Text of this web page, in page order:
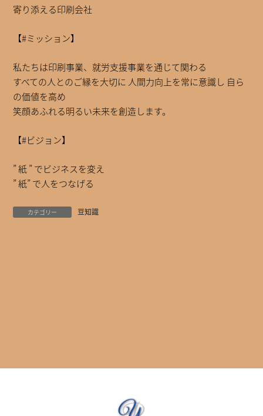
寄り添える印刷会社
【#ミッション】
私たちは印刷事業、就労支援事業を通じて関わる
すべての人とのご縁を大切に 人間力向上を常に意識し 自ら
の価値を高め
笑顔あふれる明るい未来を創造します。
【#ビジョン】
” 紙 ” でビジネスを変え
” 紙” で人をつなげる
カテゴリー 豆知識